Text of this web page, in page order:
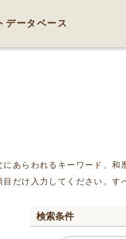
データベース
にあらわれるキーワード、
目だけ入力してください。
検索条件